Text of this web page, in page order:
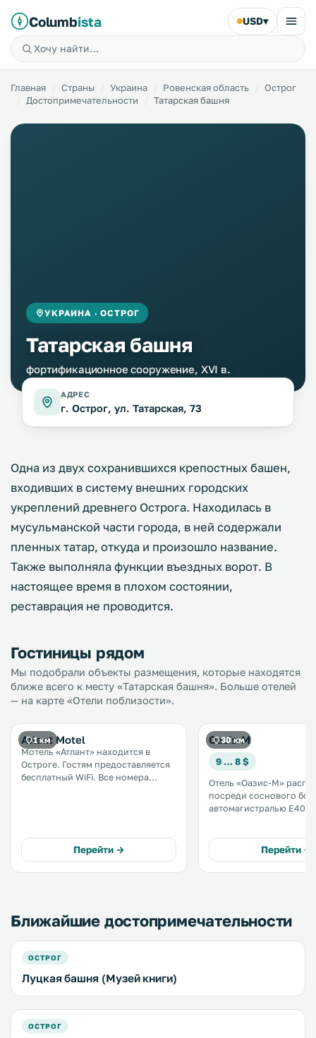
Columbista USD▾
Главная Страны Украина Ровенская область
Острог
Достопримечательности
Татарская башня
УКРАИНА · ОСТРОГ
Татарская башня
фортификационное сооружение, XVI в.
АДРЕС
г. Острог, ул. Татарская, 73
Одна из двух сохранившихся крепостных башен,
входивших в систему внешних городских
укреплений древнего Острога. Находилась в
мусульманской части города, в ней содержали
пленных татар, откуда и произошло название.
Также выполняла функции въездных ворот. В
настоящее время в плохом состоянии,
реставрация не проводится.
Гостиницы рядом
Мы подобрали объекты размещения, которые находятся
ближе всего к месту «Татарская башня». Больше отелей
— на карте «Отели поблизости».
1 км
Atlant Motel
Мотель «Атлант» находится в
Остроге. Гостям предоставляется
бесплатный WiFi. Все номера
чайником. .
Перейти →
30 км
Oazis-M
9 … 8 $
Отель «Оазис-М»
посреди соснового
автомагистралью E40,
баня, детская игровая
круглосуточная стойка
регистрации. .
Перейти →
Ближайшие достопримечательности
ОСТРОГ
Луцкая башня (Музей книги)
ОСТРОГ